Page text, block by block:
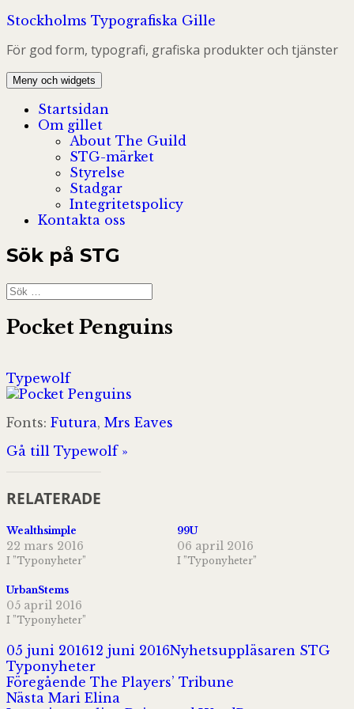
Hoppa
innehåll
Stockholms Typografiska Gille
För god form, typografi, grafiska produkter och tjänster
Meny och widgets
Startsidan
Om gillet
About The Guild
STG-märket
Styrelse
Stadgar
Integritetspolicy
Kontakta oss
Sök på STG
Sök
efter:
Pocket Penguins
Typewolf
Fonts: Futura, Mrs Eaves
Gå till Typewolf »
RELATERADE
Wealthsimple
22 mars 2016
I ”Typonyheter”
99U
06 april 2016
I ”Typonyheter”
UrbanStems
05 april 2016
I ”Typonyheter”
Postat
05 juni 201612 juni 2016Författare
Nyhetsuppläsaren STG
Typonyheter
Inläggsnavigering
Föregående Föregående
inlägg:
The Players’ Tribune
Nästa Nästa
Mari Elina